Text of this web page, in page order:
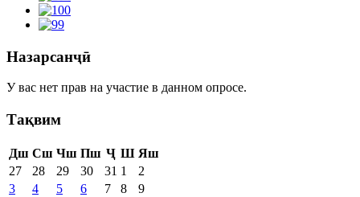
Назарсанҷӣ
У вас нет прав на участие в данном опросе.
Тақвим
Дш Сш Чш Пш Ҷ Ш Яш
27
28 29 30 31 1
2
3
4 5 6 7 8
9